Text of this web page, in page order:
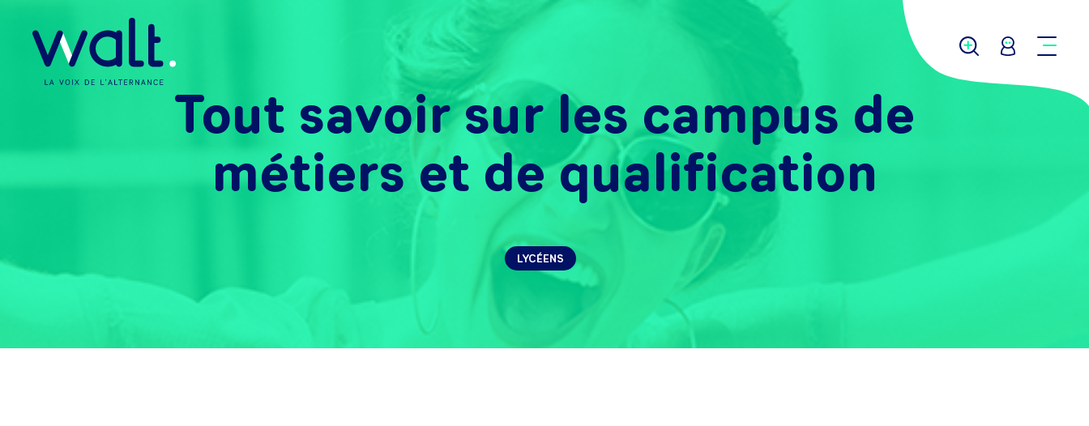
Tout savoir sur les campus de
métiers et de qualification
LYCÉENS